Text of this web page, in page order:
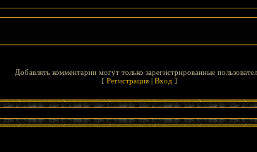
Добавлять комментарии могут только зарегистрированные
[ Регистрация| Вход ]